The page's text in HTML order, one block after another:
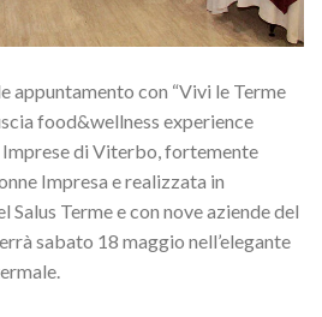
appuntamento con “Vivi le Terme
food&wellness experience
di Viterbo, fortemente
Impresa e realizzata in
Terme e con nove aziende del
sabato 18 maggio nell’elegante